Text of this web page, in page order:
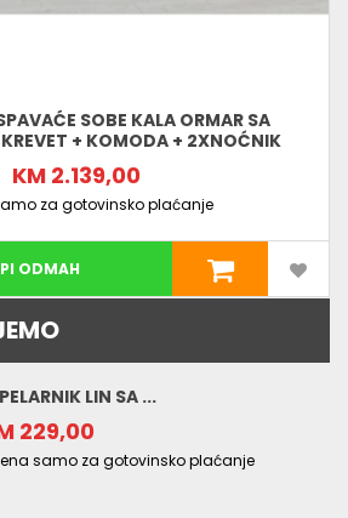
SOBE KALA ORMAR SA
+ KOMODA + 2XNOĆNIK
KM 2.139,00
za gotovinsko plaćanje
ODMAH
LIN SA ...
229,00
samo za gotovinsko plaćanje